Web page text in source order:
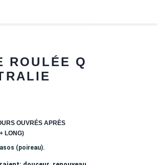
ROULÉE Q
OUVRÉS APRÈS
LONG)
(poireau).